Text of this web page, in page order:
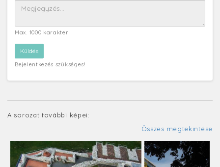
Max. 1000 karakter
Bejelentkezés szükséges!
A sorozat további képei:
Összes megtekintése